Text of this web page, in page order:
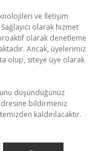
ve İletişim
olarak hizmet
olarak denetleme
Ancak, üyelerimiz
olup, siteye üye olarak
düşündüğünüz
bildirmeniz
kaldırılacaktır.